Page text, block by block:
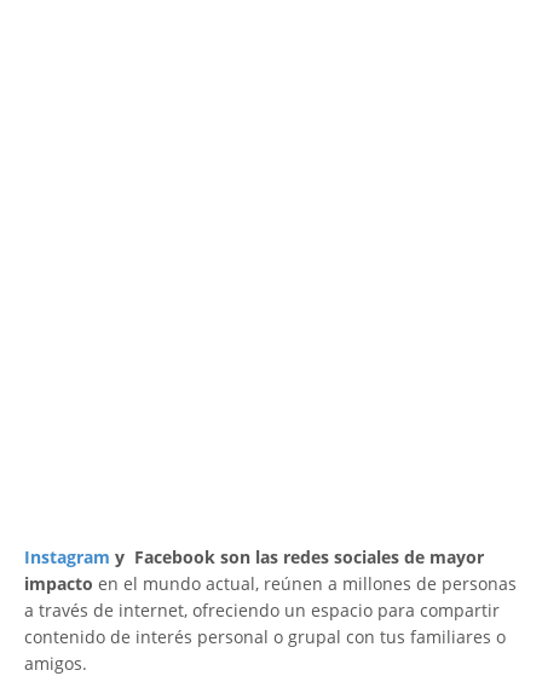
Instagram y Facebook son las redes sociales de mayor
impacto en el mundo actual, reúnen a millones de personas
a través de internet, ofreciendo un espacio para compartir
contenido de interés personal o grupal con tus familiares o
amigos.